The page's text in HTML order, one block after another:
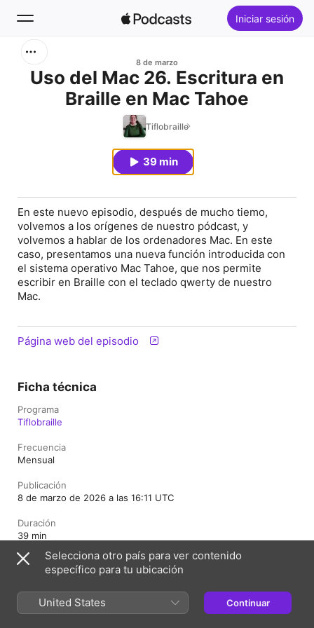
Iniciar sesión
8 de marzo
Uso del Mac 26. Escritura en
Braille en Mac Tahoe
Tiflobraille
39 min
En este nuevo episodio, después de mucho tiemo,
volvemos a los orígenes de nuestro pódcast, y
volvemos a hablar de los ordenadores Mac. En este
caso, presentamos una nueva función introducida con
el sistema operativo Mac Tahoe, que nos permite
escribir en Braille con el teclado qwerty de nuestro
Mac.
Página web del episodio
Ficha técnica
Programa
Tiflobraille
Frecuencia
Mensual
Publicación
8 de marzo de 2026 a las 16:11 UTC
Duración
39 min
ClasificaciónSelecciona otro país para ver contenido
específico para tu ubicación
United States Continuar